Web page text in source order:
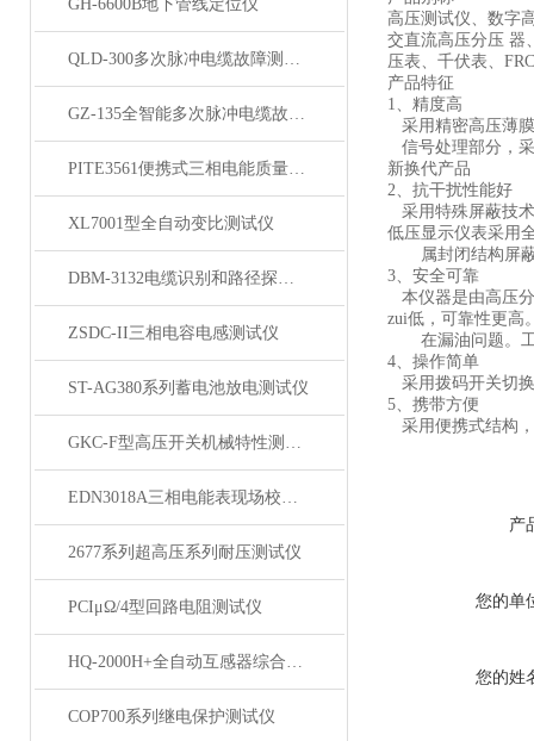
GH-6600B地下管线定位仪
QLD-300多次脉冲电缆故障测试仪
GZ-135全智能多次脉冲电缆故障测试仪
PITE3561便携式三相电能质量分析仪
XL7001型全自动变比测试仪
DBM-3132电缆识别和路径探测仪
ZSDC-II三相电容电感测试仪
ST-AG380系列蓄电池放电测试仪
GKC-F型高压开关机械特性测试仪
EDN3018A三相电能表现场校验仪
2677系列超高压系列耐压测试仪
PCIμΩ/4型回路电阻测试仪
HQ-2000H+全自动互感器综合测试仪
COP700系列继电保护测试仪
高压测试仪、数字
交直流高压分压 器
压表、千伏表、
产品特征
1、精度高
采用精密高压薄
信号处理部分，
新换代产品
2、抗干扰性能好
采用特殊屏蔽技
低压显示仪表采用
属封闭结构屏蔽
3、安全可靠
本仪器是由高压
zui低，可靠性更高
在漏油问题。工
4、操作简单
采用拨码开关切
5、携带方便
采用便携式结构
产
您的单
您的姓